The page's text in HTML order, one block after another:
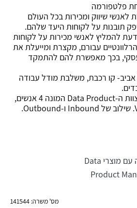
פלטפורמה
שיווק ומכירות בכל העולם
תובנות על לקוחות היעד שלהם.
להמליץ לאנשי מכירות על לקוחות
הרלוונטיים עבורם, מקצרת ומייעלת את
בכך מאפשרת להם להתמקד
קו רכבת, משלבת מודל עבודה
מהות התפקיד: ניהול צוות ה-Data Product המונה 4 אנשים,
מס' משרה: 141544